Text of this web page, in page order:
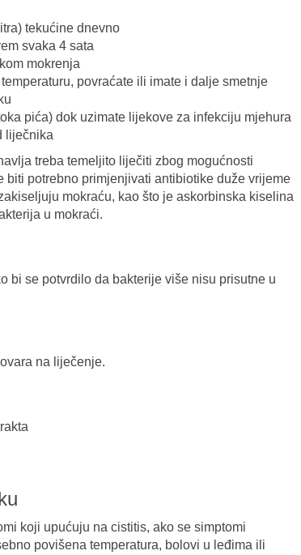
tekućine dnevno
svaka 4 sata
mokrenja
povraćate ili imate i dalje smetnje
pića) dok uzimate lijekove za infekciju mjehura
liječnika
treba temeljito liječiti zbog mogućnosti
biti potrebno primjenjivati antibiotike duže vrijeme
mokraću, kao što je askorbinska kiselina
u mokraći.
bi se potvrdilo da bakterije više nisu prisutne u
na liječenje.
koji upućuju na cistitis, ako se simptomi
povišena temperatura, bolovi u leđima ili